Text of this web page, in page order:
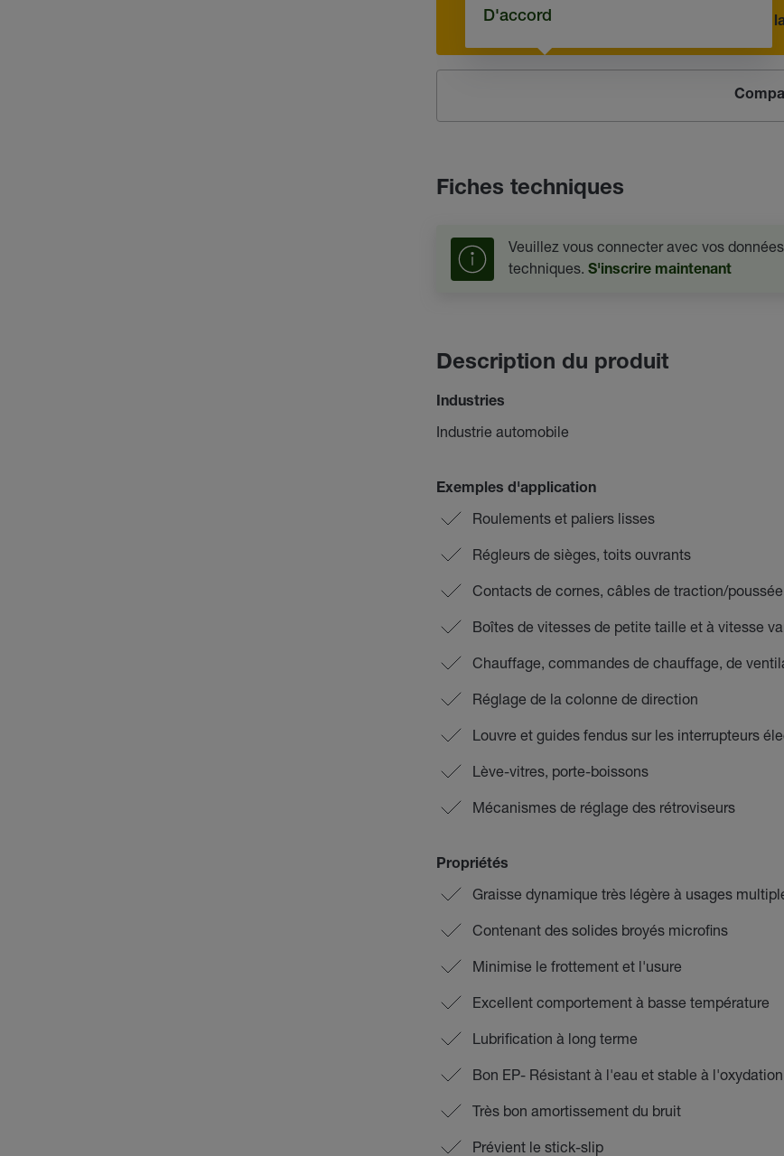
Ajouter à
D'accord
Fiches techniques
Veuillez vous connecter avec vos
techniques. S'inscrire maintenant
Description du produit
Industries
Industrie automobile
Exemples d'application
Roulements et paliers lisses
Régleurs de sièges, toits ouvrants
Contacts de cornes, câbles de traction/poussée
Boîtes de vitesses de petite taille et à vitesse
Chauffage, commandes de chauffage, de
Réglage de la colonne de direction
Louvre et guides fendus sur les interrupteurs
Lève-vitres, porte-boissons
Mécanismes de réglage des rétroviseurs
Propriétés
Graisse dynamique très légère à usages
Contenant des solides broyés microfins
Minimise le frottement et l'usure
Excellent comportement à basse température
Lubrification à long terme
Bon EP- Résistant à l'eau et stable à l'oxydation
Très bon amortissement du bruit
Prévient le stick-slip